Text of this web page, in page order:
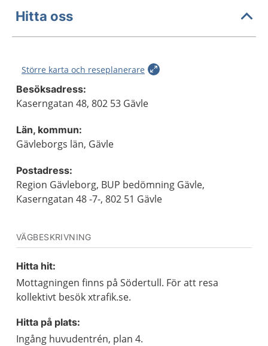
Hitta oss
Större karta och reseplanerare
Besöksadress:
Kaserngatan 48, 802 53 Gävle
Län, kommun:
Gävleborgs län, Gävle
Postadress:
Region Gävleborg, BUP bedömning Gävle,
Kaserngatan 48 -7-, 802 51 Gävle
VÄGBESKRIVNING
Hitta hit:
Mottagningen finns på Södertull. För att resa
kollektivt besök xtrafik.se.
Hitta på plats:
Ingång huvudentrén, plan 4.